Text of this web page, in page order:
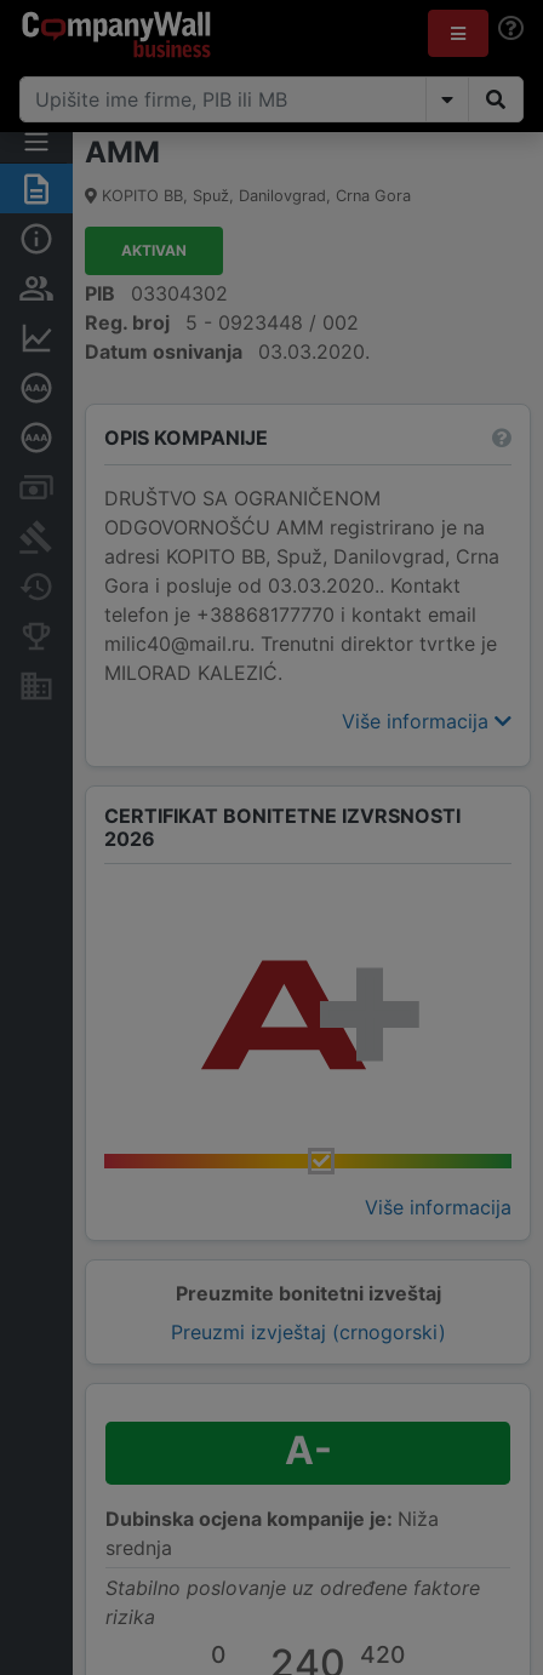
Sažetak
Osobe i vlasništvo
Finansijski podaci
Dubinska bonitetna ocjena
Računi i blokade
Arhiva sudskih objava
Promjene
Konkurentne kompanije
Nekretnine i imovina
AMM
KOPITO BB, Spuž, Danilovgrad, Crna Gora
AKTIVAN
PIB
03304302
Reg. broj
5 - 0923448 / 002
Datum osnivanja
03.03.2020.
OPIS KOMPANIJE
DRUŠTVO SA OGRANIČENOM
ODGOVORNOŠĆU AMM registrirano je na
adresi KOPITO BB, Spuž, Danilovgrad, Crna
Gora i posluje od 03.03.2020.. Kontakt
telefon je +38868177770 i kontakt email
milic40@mail.ru. Trenutni direktor tvrtke je
MILORAD KALEZIĆ.
Više informacija
CERTIFIKAT BONITETNE IZVRSNOSTI
2026
Više informacija
Preuzmite bonitetni izveštaj
Preuzmi izvještaj (crnogorski)
A-
Dubinska ocjena kompanije je: Niža
srednja
Stabilno poslovanje uz određene faktore
rizika
0 240 420